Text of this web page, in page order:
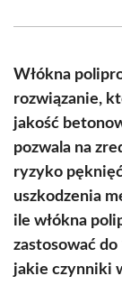
(Twitter)
Włókna
rozwiązanie,
jakość
pozwala na
ryzyko
uszkodzenia
ile włókna
zastosować
jakie czynniki